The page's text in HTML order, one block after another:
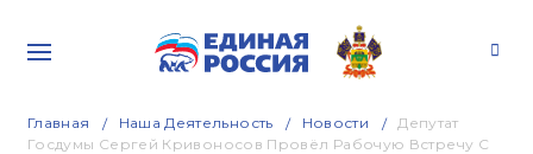
Главная Наша Деятельность Новости
Депутат
Госдумы Сергей Кривоносов Провёл Рабочую Встречу С